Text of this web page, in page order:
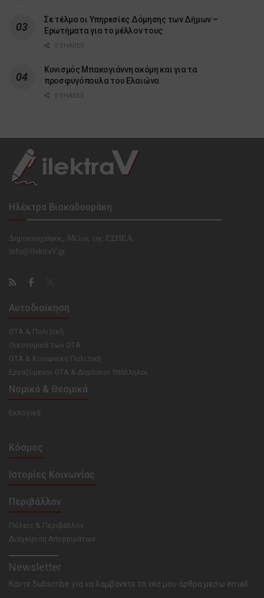
Σε τέλμα οι Υπηρεσίες Δόμησης των Δήμων –
Ερωτήματα για το μέλλον τους
0 SHARES
Κυνισμός Μπακογιάννη ακόμη και για τα
προσφυγόπουλα του Ελαιώνα
0 SHARES
Ηλέκτρα Βισκαδουράκη
Δημοσιογράφος, Μέλος της ΕΣHΕΑ
info@ilektraV.gr
Αυτοδιοίκηση
ΟΤΑ & Πολιτική
Οικονομικά των ΟΤΑ
ΟΤΑ & Κοινωνική Πολιτική
Εργαζόμενοι ΟΤΑ & Δημόσιοι Υπάλληλοι
Νομικά & Θεσμικά
Εκλογικά
Κόσμος
Ιστορίες Κοινωνίας
Περιβάλλον
Πόλεις & Περιβάλλον
Διαχείριση Απορριμάτων
Newsletter
Κάντε Subscribe για να λαμβάνετε τα νέα μου άρθρα μέσω email: